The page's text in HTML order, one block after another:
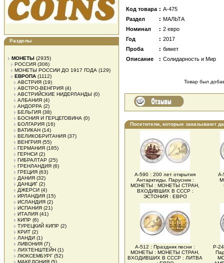
Разделы
МОНЕТЫ (2935)
РОССИЯ (306)
МОНЕТЫ РОССИИ ДО 1917 ГОДА (129)
ЕВРОПА (1112)
АВСТРИЯ (19)
АВСТРО-ВЕНГРИЯ (4)
АВСТРИЙСКИЕ НИДЕРЛАНДЫ (0)
АЛБАНИЯ (4)
АНДОРРА (2)
БЕЛЬГИЯ (38)
БОСНИЯ И ГЕРЦЕГОВИНА (0)
БОЛГАРИЯ (16)
ВАТИКАН (14)
ВЕЛИКОБРИТАНИЯ (37)
ВЕНГРИЯ (55)
ГЕРМАНИЯ (185)
ГЕРНСИ (2)
ГИБРАЛТАР (25)
ГРЕНЛАНДИЯ (6)
ГРЕЦИЯ (63)
ДАНИЯ (32)
ДАНЦИГ(2)
ДЖЕРСИ (4)
ИРЛАНДИЯ (15)
ИСЛАНДИЯ (2)
ИСПАНИЯ (21)
ИТАЛИЯ (41)
КИПР (6)
ТУРЕЦКИЙ КИПР (2)
КРИТ (2)
ЛАНДИ (1)
ЛИВОНИЯ (7)
ЛИХТЕНШТЕЙН (1)
ЛЮКСЕМБУРГ(52)
МАКЕДОНИЯ (5)
Код товара : А-475
Раздел
: МАЛЬТА
Номинал
: 2 евро
Год
: 2017
Проба
: бимет
Описание
: Солидарность и Мир
Товар был
Посетители, которые заказывают
А-590 : 200 лет открытия
Антарктиды. Парусник :
МОНЕТЫ : МОНЕТЫ СТРАН,
ВХОДИВШИХ В СССР :
ЭСТОНИЯ : ЕВРО
А-
А-512 : Праздник песни :
МОНЕТЫ : МОНЕТЫ СТРАН,
ВХОДИВШИХ В СССР : ЛИТВА
Р-